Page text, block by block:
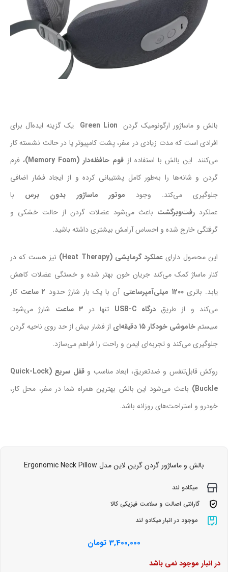
بالش و ماساژور ارگونومیک گردن Green Lion یک گزینه ایده‌آل برای
افرادی است که مدت زیادی در سفر، پشت کامپیوتر یا در حالت نشسته کار
می‌کنند. این بالش با استفاده از فوم حافظه‌دار (Memory Foam)
، فرم
گردن و شانه‌ها را به‌طور کامل پشتیبانی کرده و از ایجاد فشار اضافی
جلوگیری می‌کند. وجود موتور ماساژور بدون برس با
عملکرد رفت‌وبرگشت باعث می‌شود عضلات گردن از حالت خشکی و
گرفتگی خارج شده و احساس آرامش بیشتری داشته باشید.
این محصول دارای عملکرد گرمایشی (Heat Therapy)
نیز هست که در
کنار ماساژ کمک می‌کند جریان خون بهتر شده و خستگی عضلات کاهش
یابد. باتری1200 میلی‌آمپرساعتی آن با یک بار شارژ حدود ۲ ساعت
کار
می‌کند و از طریقدرگاه USB-C تنها در ۳ ساعت
شارژ می‌شود.
سیستمخاموشی خودکار ۱۵ دقیقه‌ای
از فشار بیش از حد روی ناحیه گردن
جلوگیری می‌کند و تجربه‌ای ایمن و راحت را فراهم می‌سازد.
روکش قابل‌تنفس و ضدتعریق، ابعاد مناسب و
قفل سریع (Quick-Lock
Buckle)
باعث می‌شود این بالش بهترین همراه شما در سفر، محل کار،
خودرو و استراحت‌های روزانه باشد.
بالش و ماساژور گردن گرین لاین مدل Ergonomic Neck Pillow
میکادو لند
گارانتی اصالت و سلامت فیزیکی کالا
موجود در انبار میکادو لند
3,400,000 تومان
در انبار موجود نمی باشد